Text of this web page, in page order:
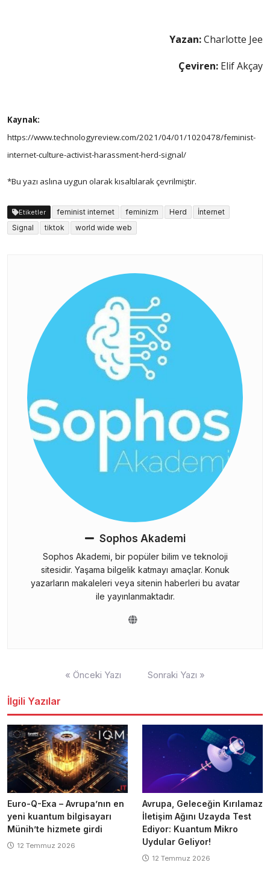
Yazan:Charlotte Jee
Çeviren: Elif Akçay
Kaynak:
https://www.technologyreview.com/2021/04/01/1020478/feminist-
internet-culture-activist-harassment-herd-signal/
*Bu yazı aslına uygun olarak kısaltılarak çevrilmiştir.
Etiketler feminist internet feminizm Herd
İnternet
Signal
tiktok world wide web
Sophos Akademi
Sophos Akademi, bir popüler bilim ve teknoloji
sitesidir. Yaşama bilgelik katmayı amaçlar. Konuk
yazarların makaleleri veya sitenin haberleri bu avatar
ile yayınlanmaktadır.
« Önceki Yazı Sonraki Yazı »
İlgili Yazılar
Euro-Q-Exa – Avrupa’nın en
yeni kuantum bilgisayarı
Münih’te hizmete girdi
12 Temmuz 2026
Avrupa, Geleceğin Kırılamaz
İletişim Ağını Uzayda Test
Ediyor: Kuantum Mikro
Uydular Geliyor!
12 Temmuz 2026